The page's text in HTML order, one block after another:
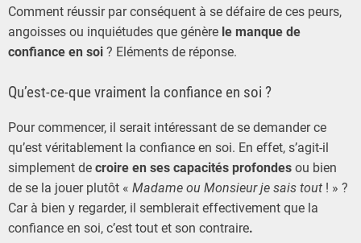
Comment réussir par conséquent à se défaire de ces peurs,
angoisses ou inquiétudes que génère le manque de
confiance en soi ? Eléments de réponse.
Qu’est-ce-que vraiment la confiance en soi ?
Pour commencer, il serait intéressant de se demander ce
qu’est véritablement la confiance en soi. En effet, s’agit-il
simplement de croire en ses capacités profondes ou bien
de se la jouer plutôt « Madame ou Monsieur je sais tout ! » ?
Car à bien y regarder, il semblerait effectivement que la
confiance en soi, c’est tout et son contraire.